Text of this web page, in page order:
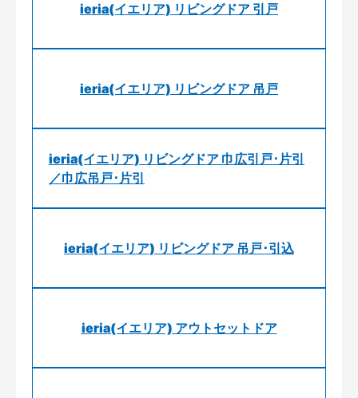
ieria(イエリア) リビングドア 引戸
ieria(イエリア) リビングドア 吊戸
ieria(イエリア) リビングドア 巾広引戸･片引
／巾広吊戸･片引
ieria(イエリア) リビングドア 吊戸･引込
ieria(イエリア) アウトセットドア